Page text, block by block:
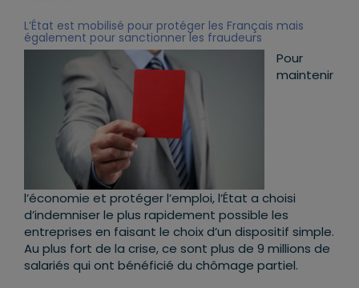
L’État est mobilisé pour protéger les Français mais
également pour sanctionner les fraudeurs
Pour
maintenir
l’économie et protéger l’emploi, l’État a choisi
d’indemniser le plus rapidement possible les
entreprises en faisant le choix d’un dispositif simple.
Au plus fort de la crise, ce sont plus de 9 millions de
salariés qui ont bénéficié du chômage partiel.